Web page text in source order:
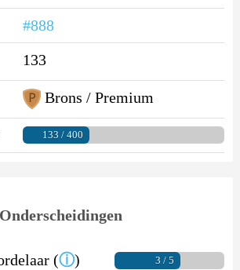
#888
133
Brons / Premium
133 / 400
Onderscheidingen
(ⓘ) 3 / 5